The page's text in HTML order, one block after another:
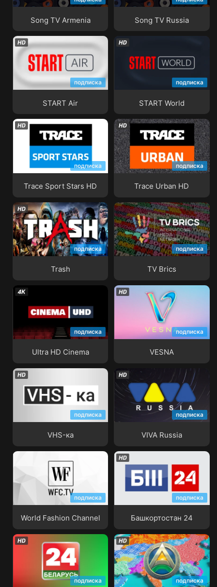
Song TV Armenia Song TV Russia
подписка
START Air
START Air
подписка
START World
подписка
Trace Sport Stars HD
Trace Sport Stars HD
подписка
Trace Urban HD
Trace Urban HD
подписка
Trash
Trash
подписка
TV Brics
TV Brics
подписка
Ultra HD Cinema
Ultra HD Cinema
подписка
VESNA
подписка
VHS-ка
подписка
VIVA Russia
VIVA Russia
подписка
World Fashion Channel
World Fashion Channel
подписка
Башкортостан 24
подписка
Беларусь 24 подписка
Большая Азия